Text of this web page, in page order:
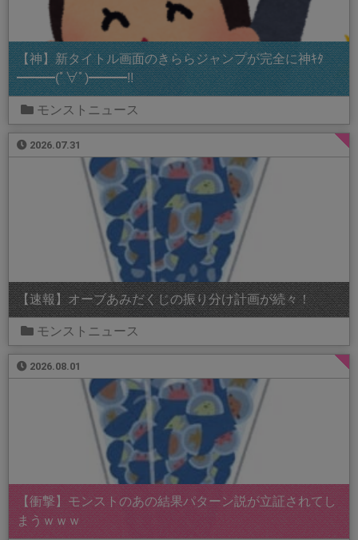
【神】新タイトル画面のきららジャンプが完全に神ｷﾀ
━━━(ﾟ∀ﾟ)━━━!!
モンストニュース
2026.07.31
【速報】オーブあみだくじの振り分け計画が続々！
モンストニュース
2026.08.01
【衝撃】モンストのあの結果パターン説が立証されてし
まうｗｗｗ